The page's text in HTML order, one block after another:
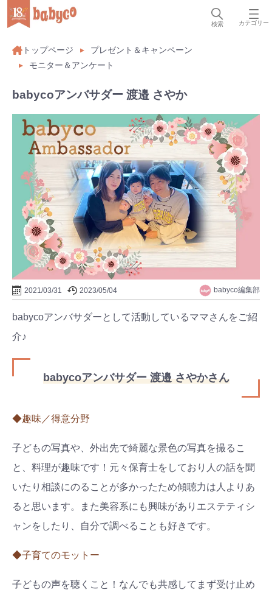
検索 カテゴリー
トップページ
プレゼント＆キャンペーン
モニター＆アンケート
babycoアンバサダー 渡邉 さやか
2021/03/31 2023/05/04 babyco編集部
babycoアンバサダーとして活動しているママさんをご紹
介♪
babycoアンバサダー 渡邉 さやかさん
◆趣味／得意分野
子どもの写真や、外出先で綺麗な景色の写真を撮るこ
と、料理が趣味です！元々保育士をしており人の話を聞
いたり相談にのることが多かったため傾聴力は人よりあ
ると思います。また美容系にも興味がありエステティシ
ャンをしたり、自分で調べることも好きです。
◆子育てのモットー
子どもの声を聴くこと！なんでも共感してまず受け止め